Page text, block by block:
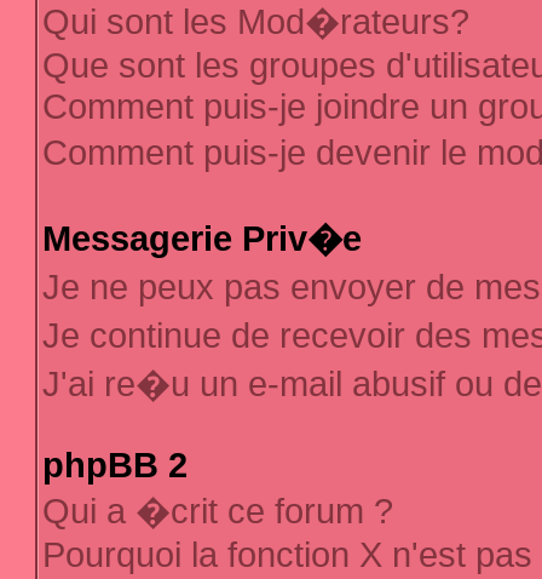
Qui sont les Mod�rateurs?
Que sont les groupes
Comment puis-je joindre un
Comment puis-je devenir le
Messagerie Priv�e
Je ne peux pas envoyer de
Je continue de recevoir des
J'ai re�u un e-mail abusif ou
phpBB 2
Qui a �crit ce forum ?
Pourquoi la fonction X n'est